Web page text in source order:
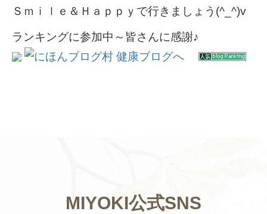
Ｓｍｉｌｅ＆Ｈａｐｐｙで行きましょう(^_^)v
ランキングに参加中～皆さんに感謝♪
MIYOKI公式SNS